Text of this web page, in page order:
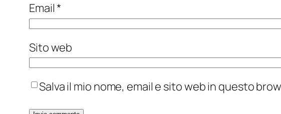
Email*
Sito web
Salva il mio nome, email e sito web in questo